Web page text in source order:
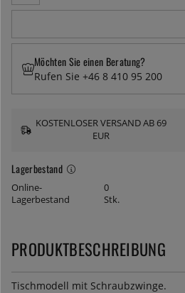
Lagerbestand
Online-
Lagerbestand
0
Stk.
Möchten Sie einen Beratung?
Rufen Sie +46 8 410 95 200
KOSTENLOSER VERSAND AB 69
EUR
PRODUKTBESCHREIBUNG
Tischmodell mit Schraubzwinge.